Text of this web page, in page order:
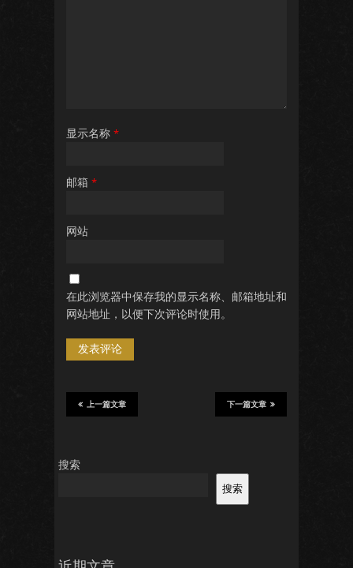
显示名称 *
邮箱 *
网站
在此浏览器中保存我的显示名称、邮箱地址和
网站地址，以便下次评论时使用。
下一篇文章
上一篇文章
搜索
搜索